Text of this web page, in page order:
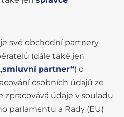
své obchodní partnery
(dále také jen
smluvní partner“) o
osobních údajů ze
zpracovává údaje v souladu
parlamentu a Rady (EU)